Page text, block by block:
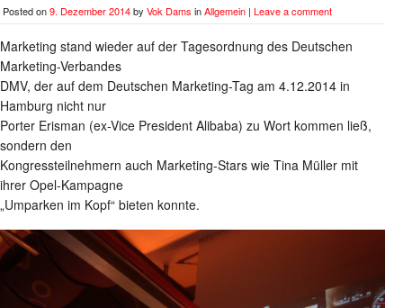
Posted on9. Dezember 2014by Vok Dams inAllgemein | Leave a comment
Marketing stand wieder auf der Tagesordnung des Deutschen
Marketing-Verbandes
DMV, der auf dem Deutschen Marketing-Tag am 4.12.2014 in
Hamburg nicht nur
Porter Erisman (ex-Vice President Alibaba) zu Wort kommen ließ,
sondern den
Kongressteilnehmern auch Marketing-Stars wie Tina Müller mit
ihrer Opel-Kampagne
„Umparken im Kopf“ bieten konnte.